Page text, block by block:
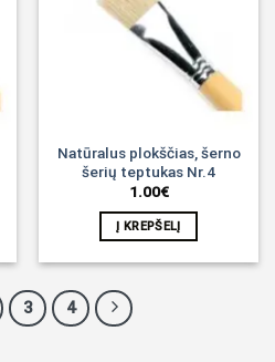
Natūralus plokščias, šerno
šerių teptukas Nr.4
1.00€
Į KREPŠELĮ
3 4